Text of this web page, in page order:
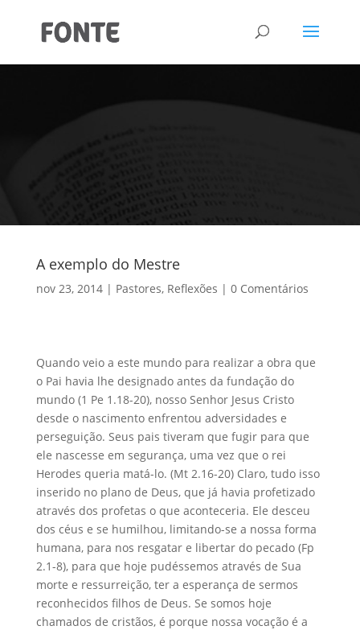
A exemplo do Mestre
nov 23, 2014 Pastores, Reflexões 0 Comentários
Quando veio a este mundo para realizar a obra que
o Pai havia lhe designado antes da fundação do
mundo (1 Pe 1.18-20), nosso Senhor Jesus Cristo
desde o nascimento enfrentou adversidades e
perseguição. Seus pais tiveram que fugir para que
ele nascesse em segurança, uma vez que o rei
Herodes queria matá-lo. (Mt 2.16-20) Claro, tudo isso
inserido no plano de Deus, que já havia profetizado
através dos profetas o que aconteceria. Ele desceu
dos céus e se humilhou, limitando-se a nossa forma
humana, para nos resgatar e libertar do pecado (Fp
2.1-8), para que hoje pudéssemos através de Sua
morte e ressurreição, ter a esperança de sermos
reconhecidos filhos de Deus. Se somos hoje
chamados de cristãos, é porque nossa vocação é a